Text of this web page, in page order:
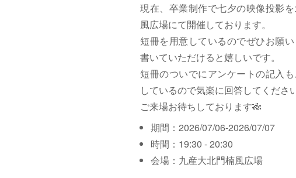
現在、卒業制作で七夕の映像投影
風広場にて開催しております。
短冊を用意しているのでぜひお願
書いていただけると嬉しいです。
短冊のついでにアンケートの記入
しているので気楽に回答してくださ
ご来場お待ちしております🎋
期間：2026/07/06-2026/07/07
時間：19:30 - 20:30
会場：九産大北門楠風広場